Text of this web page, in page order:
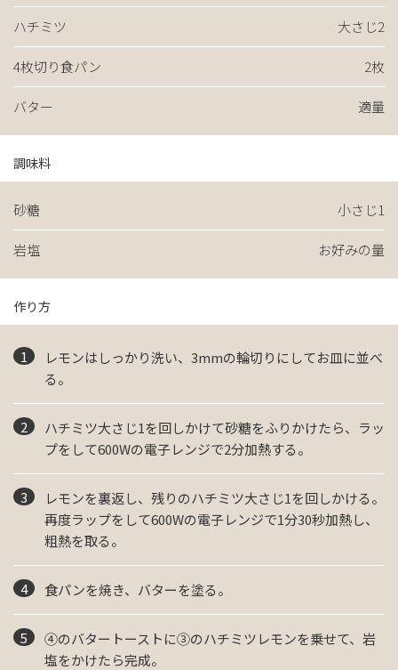
ハチミツ 大さじ2
4枚切り食パン 2枚
バター 適量
調味料
砂糖 小さじ1
岩塩 お好みの量
作り方
レモンはしっかり洗い、3mmの輪切りにしてお皿に並べ
る。
ハチミツ大さじ1を回しかけて砂糖をふりかけたら、ラッ
プをして600Wの電子レンジで2分加熱する。
レモンを裏返し、残りのハチミツ大さじ1を回しかける。
再度ラップをして600Wの電子レンジで1分30秒加熱し、
粗熱を取る。
食パンを焼き、バターを塗る。
④のバタートーストに③のハチミツレモンを乗せて、岩
塩をかけたら完成。